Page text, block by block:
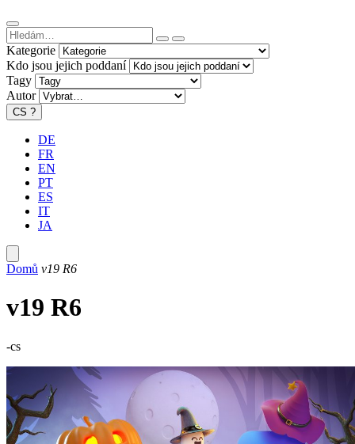
Kategorie
Kdo jsou jejich poddaní
Tagy
Autor
CS ?
DE
FR
EN
PT
ES
IT
JA
Domů v19 R6
v19 R6
-cs